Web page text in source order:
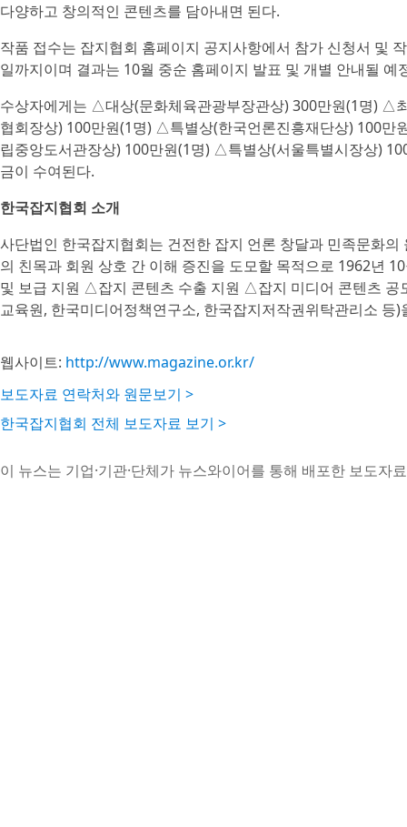
다양하고 창의적인 콘텐츠를 담아내면 된다.
작품 접수는 잡지협회 홈페이지 공지사항에서 참가 신청서 및
일까지이며 결과는 10월 중순 홈페이지 발표 및 개별 안내될 예
수상자에게는 △대상(문화체육관광부장관상) 300만원(1명) △
협회장상) 100만원(1명) △특별상(한국언론진흥재단상) 100
립중앙도서관장상) 100만원(1명) △특별상(서울특별시장상)
금이 수여된다.
한국잡지협회 소개
사단법인 한국잡지협회는 건전한 잡지 언론 창달과 민족문화
의 친목과 회원 상호 간 이해 증진을 도모할 목적으로 1962년
및 보급 지원 △잡지 콘텐츠 수출 지원 △잡지 미디어 콘텐츠
교육원, 한국미디어정책연구소, 한국잡지저작권위탁관리소 등)
웹사이트: http://www.magazine.or.kr/
보도자료 연락처와 원문보기 >
한국잡지협회 전체 보도자료 보기 >
이 뉴스는 기업·기관·단체가 뉴스와이어를 통해 배포한 보도자